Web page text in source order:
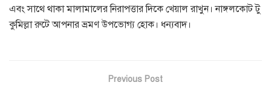
এবং সাথে থাকা মালামালের নিরাপত্তার দিকে খেয়াল রাখুন। নাঙ্গলকোট টু
কুমিল্লা রুটে আপনার ভ্রমণ উপভোগ্য হোক। ধন্যবাদ।
Previous Post